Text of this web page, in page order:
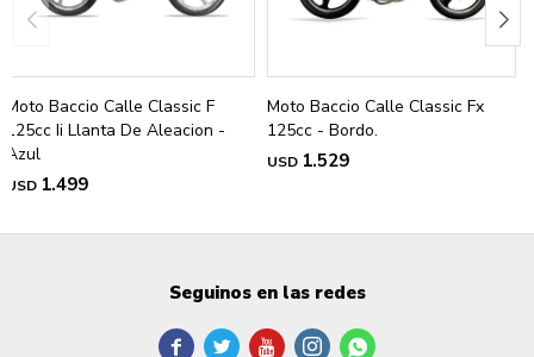
Moto Baccio Calle Classic F
125cc Ii Llanta De Aleacion -
Azul
USD 1.499
Moto Baccio Calle Classic Fx
125cc - Bordo.
USD 1.529
Seguinos en las redes
    